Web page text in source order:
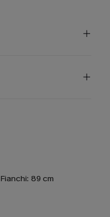
Fianchi: 89 cm